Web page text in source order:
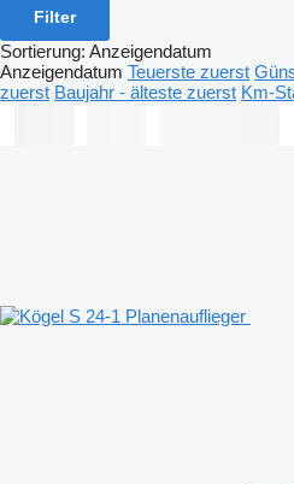
Filter
Sortierung: Anzeigendatum
Anzeigendatum Teuerste zuerst
zuerst Baujahr - älteste zuerst Km-